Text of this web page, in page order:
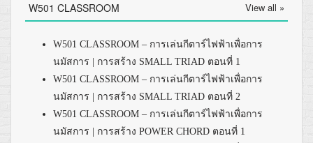
W501 CLASSROOM View all »
W501 CLASSROOM – การเล่นกีตาร์ไฟฟ้าเพื่อการ
นมัสการ | การสร้าง SMALL TRIAD ตอนที่ 1
W501 CLASSROOM – การเล่นกีตาร์ไฟฟ้าเพื่อการ
นมัสการ | การสร้าง SMALL TRIAD ตอนที่ 2
W501 CLASSROOM – การเล่นกีตาร์ไฟฟ้าเพื่อการ
นมัสการ | การสร้าง POWER CHORD ตอนที่ 1